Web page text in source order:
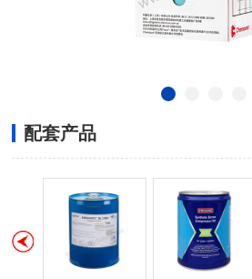
配套产品